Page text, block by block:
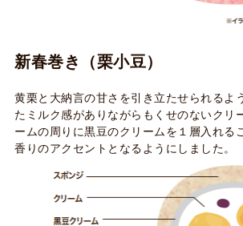
新春巻き（栗小豆）
黄栗と大納言の甘さを引き立たせられるよ
たミルク感がありながらもくせのないクリ
ームの周りに黒豆のクリームを１層入れる
香りのアクセントとなるようにしました。